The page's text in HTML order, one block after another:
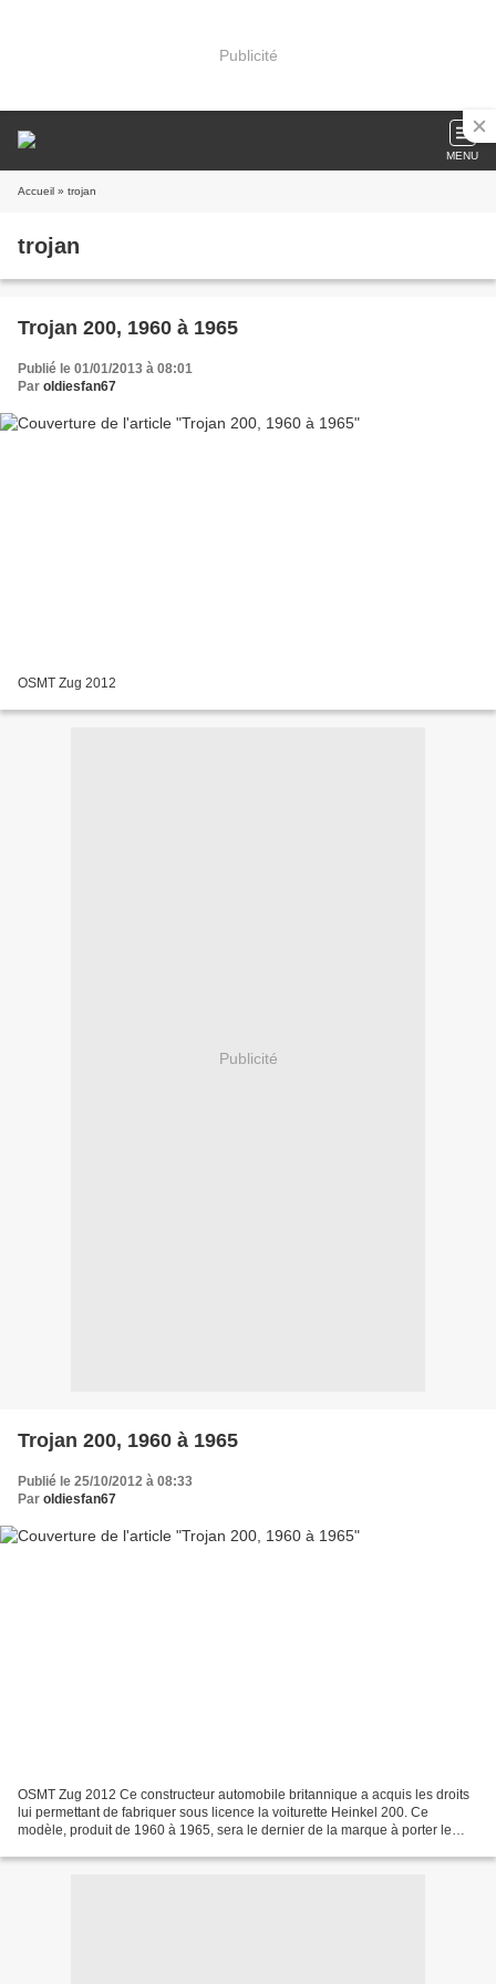
Publicité
MENU
Accueil » trojan
trojan
Trojan 200, 1960 à 1965
Publié le 01/01/2013 à 08:01
Par oldiesfan67
OSMT Zug 2012
Publicité
Trojan 200, 1960 à 1965
Publié le 25/10/2012 à 08:33
Par oldiesfan67
OSMT Zug 2012 Ce constructeur automobile britannique a acquis les droits
lui permettant de fabriquer sous licence la voiturette Heinkel 200. Ce
modèle, produit de 1960 à 1965, sera le dernier de la marque à porter le